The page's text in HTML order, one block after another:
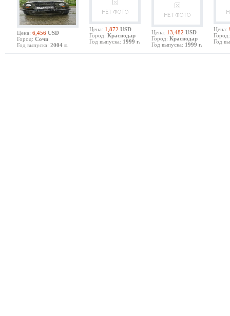
Цена: 6,456 USD
Город: Сочи
Год выпуска: 2004 г.
Цена: 1,872 USD
Город: Краснодар
Год выпуска: 1999 г.
Цена: 13,482 USD
Город: Краснодар
Год выпуска: 1999 г.
Цена:
Город:
Год